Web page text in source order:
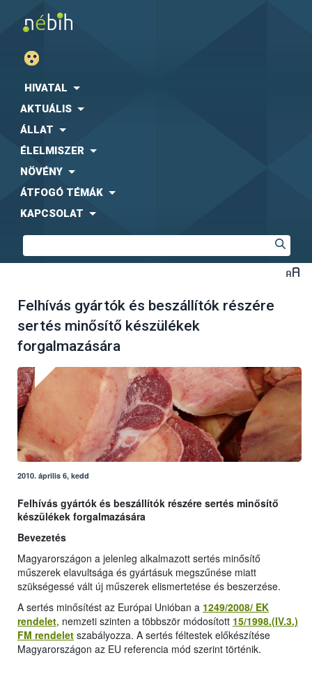
HIVATAL
AKTUÁLIS
ÁLLAT
ÉLELMISZER
NÖVÉNY
ÁTFOGÓ TÉMÁK
KAPCSOLAT
Felhívás gyártók és beszállítók részére
sertés minősítő készülékek
forgalmazására
2010. április 6, kedd
Felhívás gyártók és beszállítók részére sertés minősítő
készülékek forgalmazására
Bevezetés
Magyarországon a jelenleg alkalmazott sertés minősítő
műszerek elavultsága és gyártásuk megszűnése miatt
szükségessé vált új műszerek elismertetése és beszerzése.
A sertés minősítést az Európai Unióban a 1249/2008/ EK
rendelet, nemzeti szinten a többször módosított 15/1998.(IV.3.)
FM rendelet szabályozza. A sertés féltestek előkészítése
Magyarországon az EU referencia mód szerint történik.